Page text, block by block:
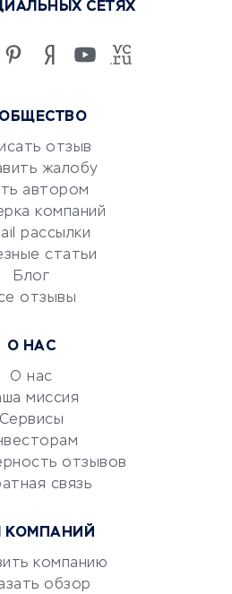
работы
отзыв
жалобу
автором
компаний
рассылки
статьи
Блог
отзывы
О НАС
О нас
миссия
Сервисы
отзывов
связь
КОМПАНИЙ
компанию
обзор
СЕТЯХ